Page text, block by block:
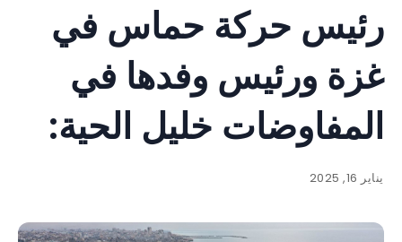
رئيس حركة حماس في
غزة ورئيس وفدها في
المفاوضات خليل الحية:
يناير 16, 2025